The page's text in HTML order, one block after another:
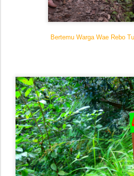
Bertemu Warga Wae Rebo